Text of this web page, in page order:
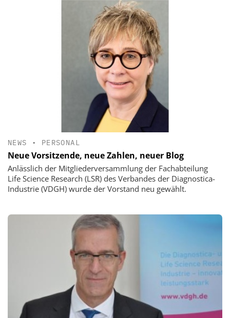
NEWS • PERSONAL
Neue Vorsitzende, neue Zahlen, neuer Blog
Anlässlich der Mitgliederversammlung der Fachabteilung
Life Science Research (LSR) des Verbandes der Diagnostica-
Industrie (VDGH) wurde der Vorstand neu gewählt.